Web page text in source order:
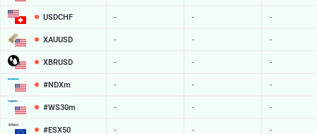
USDCHF - - -
XAUUSD - - -
XBRUSD - - -
#NDXm - - -
#WS30m - - -
#ESX50 - - -